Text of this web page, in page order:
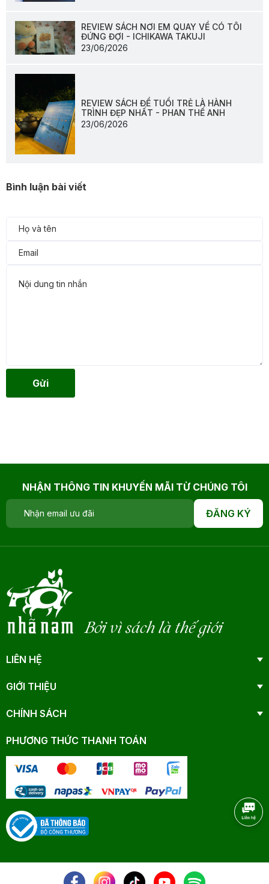
REVIEW SÁCH NƠI EM QUAY VỀ CÓ TÔI
ĐỨNG ĐỢI - ICHIKAWA TAKUJI
23/06/2026
REVIEW SÁCH ĐỂ TUỔI TRẺ LÀ HÀNH
TRÌNH ĐẸP NHẤT - PHAN THẾ ANH
23/06/2026
Bình luận bài viết
Gửi
NHẬN THÔNG TIN KHUYẾN MÃI TỪ CHÚNG TÔI
ĐĂNG KÝ
Bởi vì sách là thế giới
LIÊN HỆ
GIỚI THIỆU
CHÍNH SÁCH
PHƯƠNG THỨC THANH TOÁN